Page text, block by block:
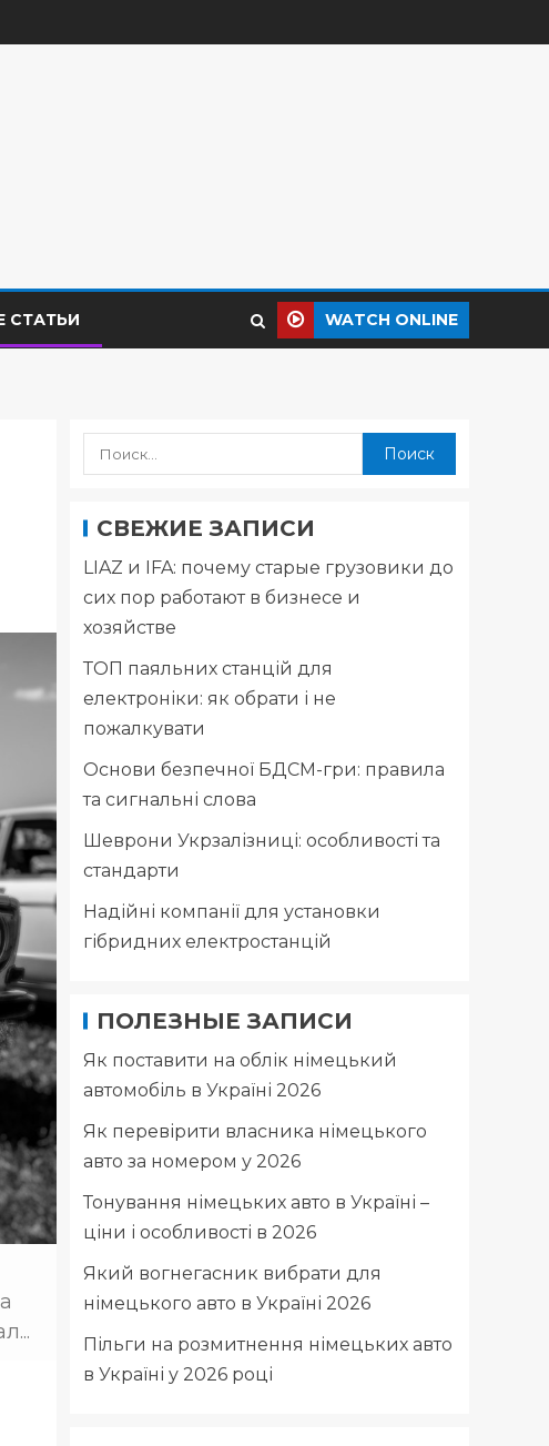
СТАТЬИ WATCH ONLINE
СВЕЖИЕ ЗАПИСИ
LIAZ и IFA: почему старые грузовики до
сих пор работают в бизнесе и
хозяйстве
ТОП паяльних станцій для
електроніки: як обрати і не
пожалкувати
Основи безпечної БДСМ-гри: правила
та сигнальні слова
Шеврони Укрзалізниці: особливості та
стандарти
Надійні компанії для установки
гібридних електростанцій
ПОЛЕЗНЫЕ ЗАПИСИ
Як поставити на облік німецький
автомобіль в Україні 2026
Як перевірити власника німецького
авто за номером у 2026
Тонування німецьких авто в Україні –
ціни і особливості в 2026
Який вогнегасник вибрати для
німецького авто в Україні 2026
Пільги на розмитнення німецьких авто
в Україні у 2026 році